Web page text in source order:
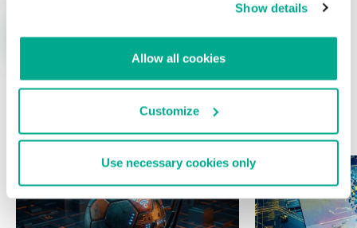
Show details
Allow all cookies
Customize
Use necessary cookies only
ÚLTIMAS PUBLICACIONES